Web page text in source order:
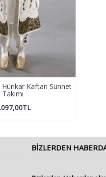
Hünkar Kaftan Sünnet
Takımı
BIZLERDEN